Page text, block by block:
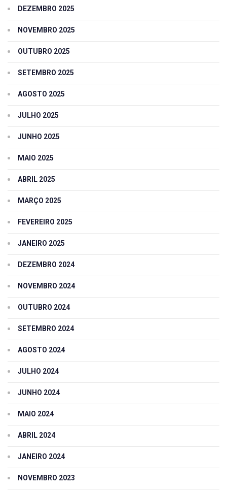
DEZEMBRO 2025
NOVEMBRO 2025
OUTUBRO 2025
SETEMBRO 2025
AGOSTO 2025
JULHO 2025
JUNHO 2025
MAIO 2025
ABRIL 2025
MARÇO 2025
FEVEREIRO 2025
JANEIRO 2025
DEZEMBRO 2024
NOVEMBRO 2024
OUTUBRO 2024
SETEMBRO 2024
AGOSTO 2024
JULHO 2024
JUNHO 2024
MAIO 2024
ABRIL 2024
JANEIRO 2024
NOVEMBRO 2023